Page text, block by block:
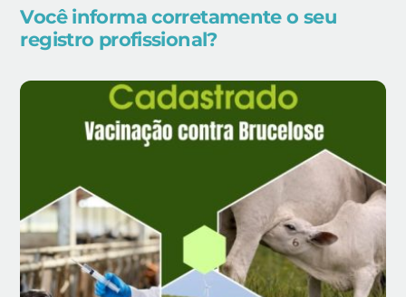
Você informa corretamente o seu
registro profissional?